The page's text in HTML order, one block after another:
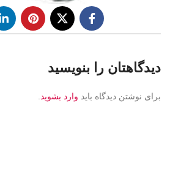
دیدگاهتان را بنویسید
برای نوشتن دیدگاه باید وارد بشوید